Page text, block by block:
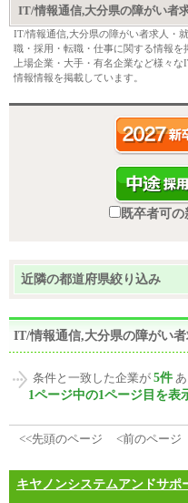
IT/情報通信,大分県の障がい者
IT/情報通信,大分県の障がい者求人・
職・採用・転職・仕事に関する情報を
上場企業・大手・有名企業など様々
情報情報を掲載しています。
既卒者可の
近隣の都道府県絞り込み
IT/情報通信,大分県の障がい
条件と一致した企業が 5件
1ページ中の1ページ目を表
<<先頭のページ
<前のページ
キヤノンシステムアンドサポ